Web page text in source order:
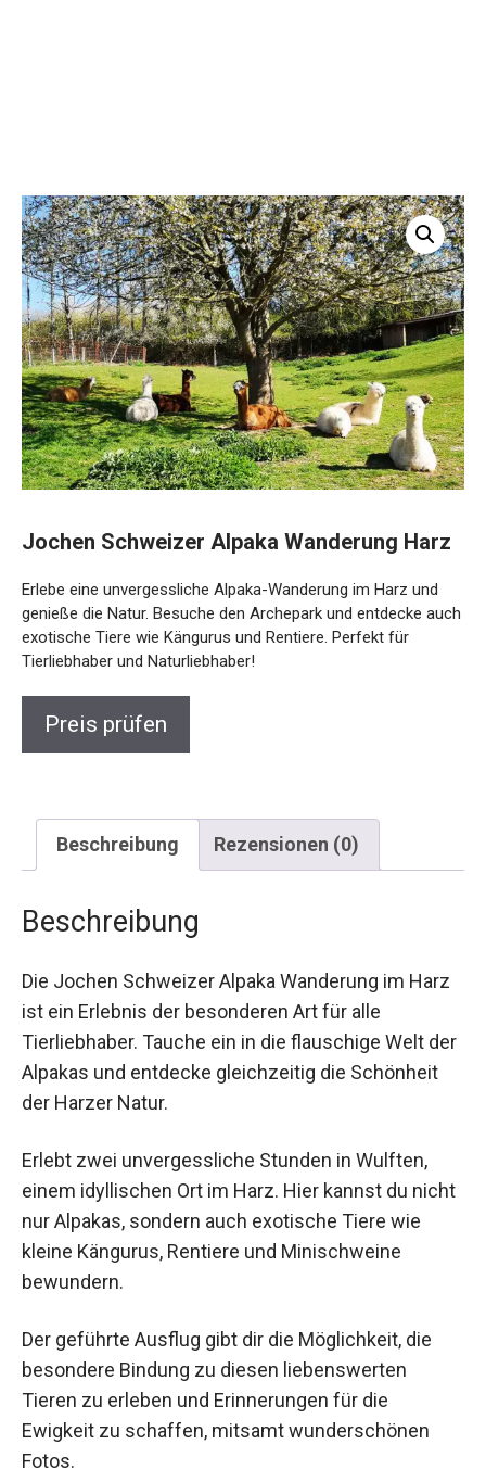
Jochen Schweizer Alpaka Wanderung
Harz
Erlebe eine unvergessliche Alpaka-Wanderung im Harz und
genieße die Natur. Besuche den Archepark und entdecke
auch exotische Tiere wie Kängurus und Rentiere. Perfekt für
Preis prüfen
Beschreibung Rezensionen (0)
Beschreibung
Die Jochen Schweizer Alpaka Wanderung im
Tierliebhaber. Tauche ein in die flauschige Welt
der Alpakas und entdecke gleichzeitig die
Erlebt zwei unvergessliche Stunden in Wulften,
einem idyllischen Ort im Harz. Hier kannst du
nicht nur Alpakas, sondern auch exotische Tiere
wie kleine Kängurus, Rentiere und Minischweine
Der geführte Ausflug gibt dir die Möglichkeit, die
besondere Bindung zu diesen liebenswerten
Tieren zu erleben und Erinnerungen für die
Ewigkeit zu schaffen, mitsamt wunderschönen